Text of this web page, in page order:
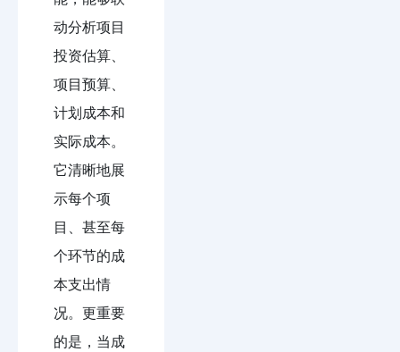
动分析项目
投资估算、
项目预算、
计划成本和
实际成本。
它清晰地展
示每个项
目、甚至每
个环节的成
本支出情
况。更重要
的是，当成